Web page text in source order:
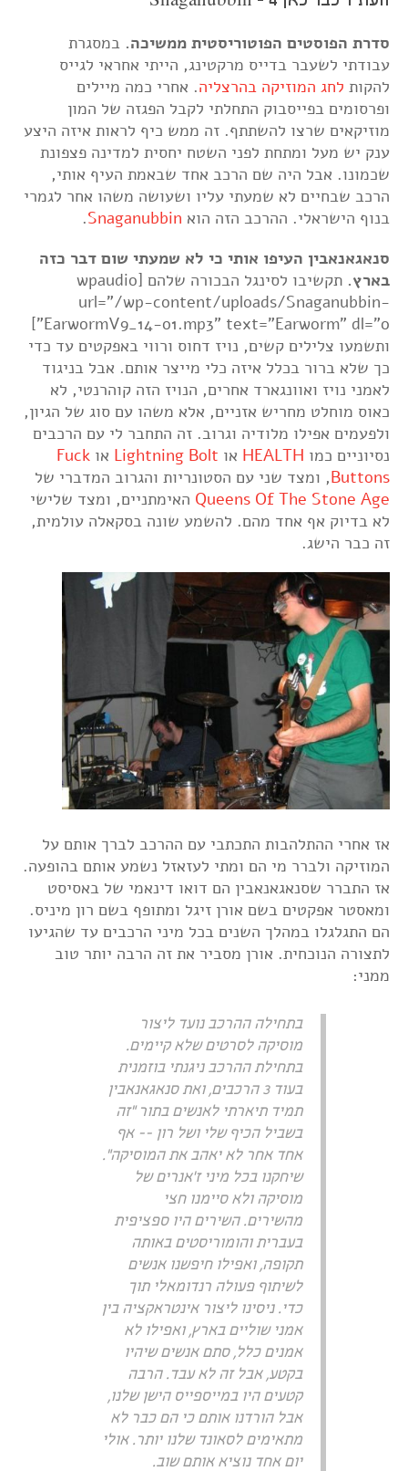
סדרת הפוסטים הפוטוריסטית ממשיכה. במסגרת
עבודתי לשעבר בדייס מרקטינג, הייתי אחראי לגייס
להקות לחג המוזיקה בהרצליה. אחרי כמה מיילים
ופרסומים בפייסבוק התחלתי לקבל הפגזה של המון
מוזיקאים שרצו להשתתף. זה ממש כיף לראות איזה היצע
ענק יש מעל ומתחת לפני השטח יחסית למדינה פצפונת
שכמונו. אבל היה שם הרכב אחד שבאמת העיף אותי,
הרכב שבחיים לא שמעתי עליו ושעושה משהו אחר לגמרי
בנוף הישראלי. ההרכב הזה הוא Snaganubbin
.
סנאגאנאבין העיפו אותי כי לא שמעתי שום דבר כזה
בארץ.
תקשיבו לסינגל הבכורה שלהם [wpaudio
url="/wp-content/uploads/Snaganubbin-
EarwormV9_14-01.mp3" text="Earworm" dl="0"]
ותשמעו צלילים קשים, נויז דחוס ורווי באפקטים עד כדי
כך שלא ברור בכלל איזה כלי מייצר אותם. אבל בניגוד
לאמני נויז ואוונגארד אחרים, הנויז הזה קוהרנטי, לא
כאוס מוחלט מחריש אזניים, אלא משהו עם סוג של הגיון,
ולפעמים אפילו מלודיה וגרוב. זה התחבר לי עם הרכבים
נסיוניים כמו HEALTH או Lightning Bolt או Fuck
Buttons, ומצד שני עם הסטונריות והגרוב המדברי של
Queens Of The Stone Age האימתניים, ומצד שלישי
לא בדיוק אף אחד מהם. להשמע שונה בסקאלה עולמית,
זה כבר הישג.
אז אחרי ההתלהבות התכתבי עם ההרכב לברך אותם על
המוזיקה ולברר מי הם ומתי לעזאזל נשמע אותם בהופעה.
אז התברר שסנאגאנאבין הם דואו דינאמי של באסיסט
ומאסטר אפקטים בשם אורן זיגל ומתופף בשם רון מיניס.
הם התגלגלו במהלך השנים בכל מיני הרכבים עד שהגיעו
לתצורה הנוכחית. אורן מסביר את זה הרבה יותר טוב
ממני:
בתחילה ההרכב נועד ליצור
מוסיקה לסרטים שלא קיימים.
בתחילת ההרכב ניגנתי בוזמנית
בעוד 3 הרכבים, ואת סנאגאנאבין
תמיד תיארתי לאנשים בתור "זה
בשביל הכיף שלי ושל רון -- אף
אחד אחר לא יאהב את המוסיקה".
שיחקנו בכל מיני ז'אנרים של
מוסיקה ולא סיימנו חצי
מהשירים. השירים היו ספציפית
בעברית והומוריסטים באותה
תקופה, ואפילו חיפשנו אנשים
לשיתוף פעולה רנדומאלי תוך
כדי. ניסינו ליצור אינטראקציה בין
אמני שוליים בארץ, ואפילו לא
אמנים כלל, סתם אנשים שיהיו
בקטע, אבל זה לא עבד. הרבה
קטעים היו במייספייס הישן שלנו,
אבל הורדנו אותם כי הם כבר לא
מתאימים לסאונד שלנו יותר. אולי
יום אחד נוציא אותם שוב.